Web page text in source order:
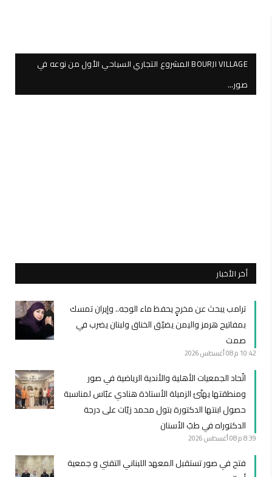
BOURJI VILLAGE المشروع التجاري السياحي الأول من نوعه في
صور…
أخر الأخبار
ترامب يبحث عن مخرجٍ يحفظ ماء الوجه.. وإيران تمسك
بمفاتيح هرمز واليمن يضيّق الخناق ولبنان يضرب في
صمت
10:42 م 08 أغسطس 2026
اتّحاد الجمعيات الأهلية والأندية الرياضية في صور
ومنطقتها يهنّئ الزميلة الأستاذة هنادي عبّاس لمناسبة
حصول ابنتها الدكتورة بتول محمد زيّات على درجة
الدكتوراه في طبّ الأسنان
8:39 م 08 أغسطس 2026
فتح في صور تستقبل المعهد اللبناني التقني و جمعية